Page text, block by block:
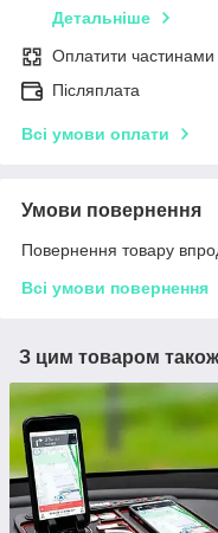
Детальніше
Оплатити частинами
Післяплата
Всі умови оплати
Умови повернення
Повернення товару
Всі умови повернення
З цим товаром